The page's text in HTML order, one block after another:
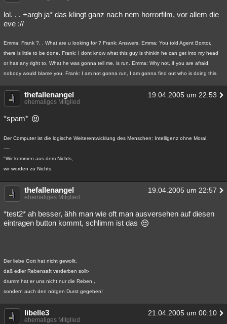
lol. . . +argh ja* das klingt ganz nach nem horrorfilm, vor allem die
eve ://
Emma: Frank ?. . What are u looking for ? Frank: Answers. Emma: You told Agent Boxtor,
there is little to be done. Frank: I dont know what this guy is thinkin he can get into my head
or has any right to. What he was gonna tell me, is run. Emma: Why not, if you are afraid,
nobody would blame you. Frank: I am not gonna run, I am gonna find out who is doing this.
thefallenangel 19.04.2005 um 22:53
ehemaliges Mitglied
*spam*
Der Computer ist die logische Weiterentwicklung des Menschen: Intelligenz ohne Moral.
----
"Wir kommen aus dem Nichts,
wir werden zu Nichts,
thefallenangel 19.04.2005 um 22:57
ehemaliges Mitglied
*test2* ah besser, ähh man wie oft man ausversehen auf diesen
eintragen button kommt, schlimm ist das
Der liebe Gott hat nicht gewollt,
daß edler Rebensaft verderben sollt-
drumm hat er uns nicht nur die Reben ,
sondern auch den nötgen Durst gegeben!
libelle3 21.04.2005 um 00:10
ehemaliges Mitglied